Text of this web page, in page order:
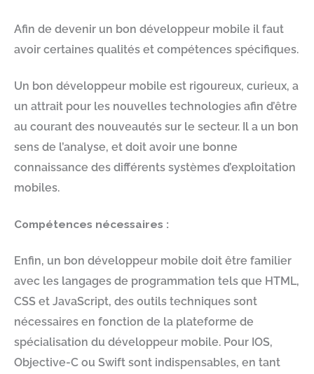
Afin de devenir un bon développeur mobile il faut
avoir certaines qualités et compétences spécifiques.
Un bon développeur mobile est rigoureux, curieux, a
un attrait pour les nouvelles technologies afin d’être
au courant des nouveautés sur le secteur. Il a un bon
sens de l’analyse, et doit avoir une bonne
connaissance des différents systèmes d’exploitation
mobiles.
Compétences nécessaires :
Enfin, un bon développeur mobile doit être familier
avec les langages de programmation tels que HTML,
CSS et JavaScript, des outils techniques sont
nécessaires en fonction de la plateforme de
spécialisation du développeur mobile. Pour IOS,
Objective-C ou Swift sont indispensables, en tant